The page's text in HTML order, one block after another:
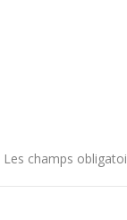
Les champs